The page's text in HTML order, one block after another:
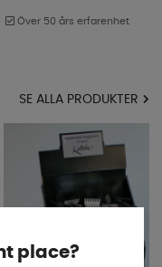
Över 50 års erfarenhet
SE ALLA PRODUKTER
place?